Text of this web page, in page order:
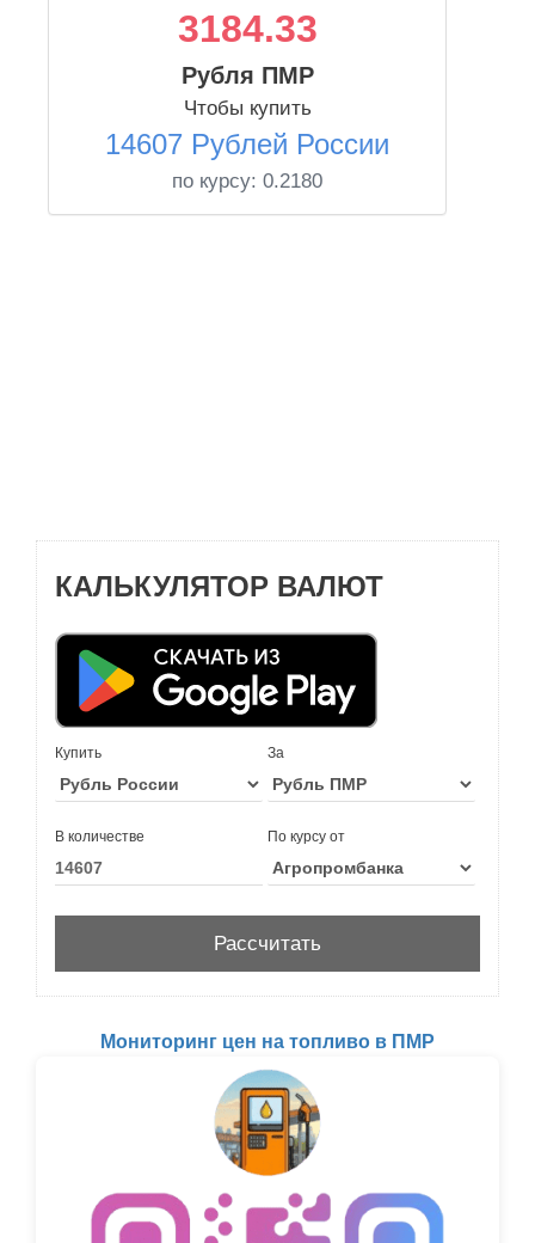
3184.33
Рубля ПМР
Чтобы купить
14607 Рублей России
по курсу: 0.2180
КАЛЬКУЛЯТОР ВАЛЮТ
Купить За
В количестве По курсу от
Мониторинг цен на топливо в ПМР